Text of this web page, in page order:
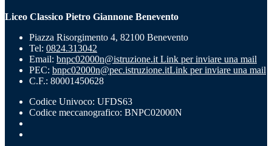
Liceo Classico Pietro Giannone Benevento
Piazza Risorgimento 4, 82100 Benevento
Tel: 0824.313042
Email: bnpc02000n@istruzione.it Link per inviare una mail
PEC: bnpc02000n@pec.istruzione.itLink per inviare una mail
C.F.: 80001450628
Codice Univoco: UFDS63
Codice meccanografico: BNPC02000N